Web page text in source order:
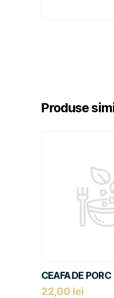
Produse
CEAFA DE PORC
22,00 lei